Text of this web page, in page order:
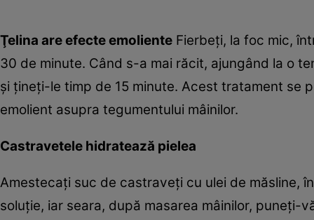
Ţelina are efecte emoliente Fierbeţi, la foc mic,
30 de minute. Când s-a mai răcit, ajungând la o
şi ţineţi-le timp de 15 minute. Acest tratament se
emolient asupra tegumentului mâinilor.
Castravetele hidratează pielea
Amestecaţi suc de castraveţi cu ulei de măsline,
soluţie, iar seara, după masarea mâinilor, puneţi-